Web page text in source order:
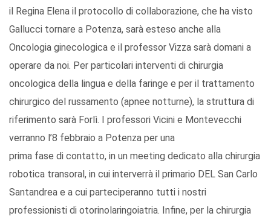
il Regina Elena il protocollo di collaborazione, che ha visto
Gallucci tornare a Potenza, sarà esteso anche alla
Oncologia ginecologica e il professor Vizza sarà domani a
operare da noi. Per particolari interventi di chirurgia
oncologica della lingua e della faringe e per il trattamento
chirurgico del russamento (apnee notturne), la struttura di
riferimento sarà Forlì. I professori Vicini e Montevecchi
verranno l’8 febbraio a Potenza per una
prima fase di contatto, in un meeting dedicato alla chirurgia
robotica transoral, in cui interverrà il primario DEL San Carlo
Santandrea e a cui parteciperanno tutti i nostri
professionisti di otorinolaringoiatria. Infine, per la chirurgia